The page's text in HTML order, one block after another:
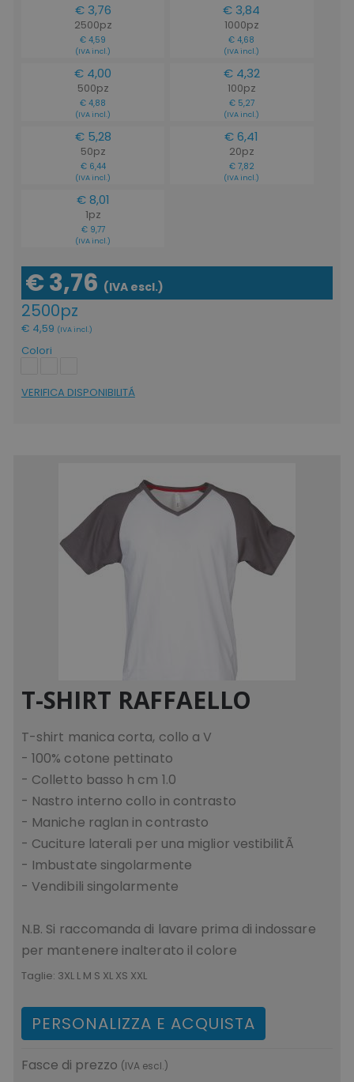
€ 3,76
2500pz
€ 4,59
(IVA incl.)
€ 3,84
1000pz
€ 4,68
(IVA incl.)
€ 4,00
500pz
€ 4,88
(IVA incl.)
€ 4,32
100pz
€ 5,27
(IVA incl.)
€ 5,28
50pz
€ 6,44
(IVA incl.)
€ 6,41
20pz
€ 7,82
(IVA incl.)
€ 8,01
1pz
€ 9,77
(IVA incl.)
€ 3,76 (IVA escl.)
2500pz
€ 4,59 (IVA incl.)
Colori
VERIFICA DISPONIBILITÁ
T-SHIRT RAFFAELLO
T-shirt manica corta, collo a V
- 100% cotone pettinato
- Colletto basso h cm 1.0
- Nastro interno collo in contrasto
- Maniche raglan in contrasto
- Cuciture laterali per una miglior vestibilitÃ
- Imbustate singolarmente
- Vendibili singolarmente
N.B. Si raccomanda di lavare prima di indossare
per mantenere inalterato il colore
Taglie: 3XL L M S XL XS XXL
PERSONALIZZA E ACQUISTA
Fasce di prezzo (IVA escl.)
ls_mage-cache-storage-section-
invalidation